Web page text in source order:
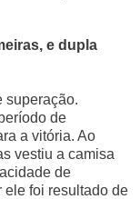
e dupla
superação.
de
a vitória. Ao
vestiu a camisa
de
ele foi resultado de